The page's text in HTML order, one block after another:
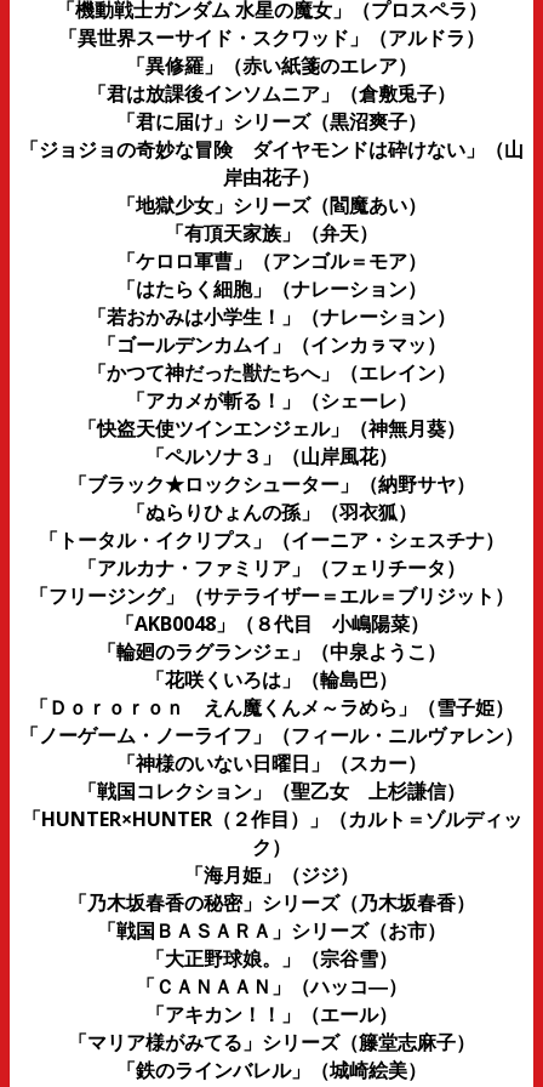
「機動戦士ガンダム 水星の魔女」（プロスペラ）
「異世界スーサイド・スクワッド」（アルドラ）
「異修羅」（赤い紙箋のエレア）
「君は放課後インソムニア」（倉敷兎子）
「君に届け」シリーズ（黒沼爽子）
「ジョジョの奇妙な冒険 ダイヤモンドは砕けない」（山
岸由花子）
「地獄少女」シリーズ（閻魔あい）
「有頂天家族」（弁天）
「ケロロ軍曹」（アンゴル＝モア）
「はたらく細胞」（ナレーション）
「若おかみは小学生！」（ナレーション）
「ゴールデンカムイ」（インカㇻマッ）
「かつて神だった獣たちへ」（エレイン）
「アカメが斬る！」（シェーレ）
「快盗天使ツインエンジェル」（神無月葵）
「ペルソナ３」（山岸風花）
「ブラック★ロックシューター」（納野サヤ）
「ぬらりひょんの孫」（羽衣狐）
「トータル・イクリプス」（イーニア・シェスチナ）
「アルカナ・ファミリア」（フェリチータ）
「フリージング」（サテライザー＝エル＝ブリジット）
「AKB0048」（８代目 小嶋陽菜）
「輪廻のラグランジェ」（中泉ようこ）
「花咲くいろは」（輪島巴）
「Ｄｏｒｏｒｏｎ えん魔くんメ～ラめら」（雪子姫）
「ノーゲーム・ノーライフ」（フィール・ニルヴァレン）
「神様のいない日曜日」（スカー）
「戦国コレクション」（聖乙女 上杉謙信）
「HUNTER×HUNTER（２作目）」（カルト＝ゾルディッ
ク）
「海月姫」（ジジ）
「乃木坂春香の秘密」シリーズ（乃木坂春香）
「戦国ＢＡＳＡＲＡ」シリーズ（お市）
「大正野球娘。」（宗谷雪）
「ＣＡＮＡＡＮ」（ハッコ―）
「アキカン！！」（エール）
「マリア様がみてる」シリーズ（籐堂志麻子）
「鉄のラインバレル」（城崎絵美）